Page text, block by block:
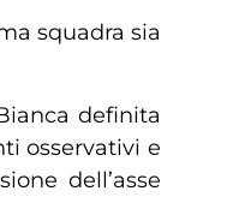
squadra sia
definita
osservativi e
dell’asse